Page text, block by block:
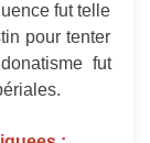
fut telle
pour tenter
fut